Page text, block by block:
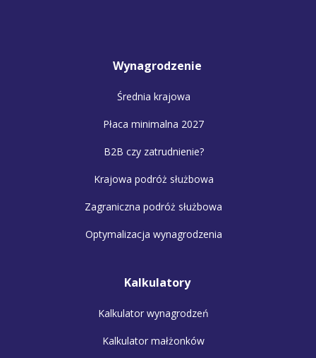
Wynagrodzenie
Średnia krajowa
Płaca minimalna 2027
B2B czy zatrudnienie?
Krajowa podróż służbowa
Zagraniczna podróż służbowa
Optymalizacja wynagrodzenia
Kalkulatory
Kalkulator wynagrodzeń
Kalkulator małżonków